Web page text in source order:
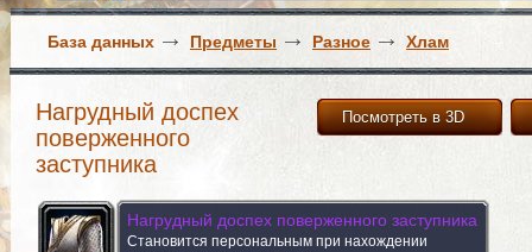
База данных Предметы Разное Хлам
Посмотреть в 3D
Нагрудный доспех
поверженного
заступника
Нагрудный доспех поверженного заступника
Становится персональным при нахождении